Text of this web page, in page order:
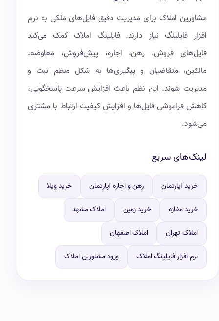
مشاورین املاک برای مدیریت دقیق فایل‌های ملکی به نرم
افزار فایلینگ نیاز دارند. فایلینگ املاک کمک می‌کند
فایل‌های فروش، رهن، اجاره، پیش‌فروش، معاوضه،
مالکین، متقاضیان و پیگیری‌ها به شکل منظم ثبت و
مدیریت شوند. این نظم باعث افزایش سرعت پاسخگویی،
کاهش فراموشی فایل‌ها و افزایش کیفیت ارتباط با مشتری
می‌شود.
لینک‌های سریع
خرید آپارتمان رهن و اجاره آپارتمان خرید ویلا
خرید مغازه خرید زمین املاک مشهد
املاک تهران املاک اصفهان
نرم افزار فایلینگ املاک ورود مشاورین املاک